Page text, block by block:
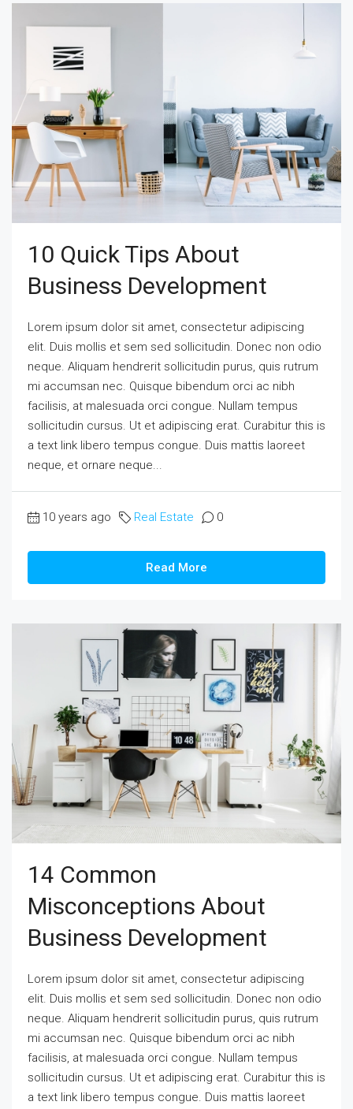
10 Quick Tips About
Business Development
Lorem ipsum dolor sit amet, consectetur adipiscing
elit. Duis mollis et sem sed sollicitudin. Donec non odio
neque. Aliquam hendrerit sollicitudin purus, quis rutrum
mi accumsan nec. Quisque bibendum orci ac nibh
facilisis, at malesuada orci congue. Nullam tempus
sollicitudin cursus. Ut et adipiscing erat. Curabitur this is
a text link libero tempus congue. Duis mattis laoreet
neque, et ornare neque...
10 years ago Real Estate 0
Read More
14 Common
Misconceptions About
Business Development
Lorem ipsum dolor sit amet, consectetur adipiscing
elit. Duis mollis et sem sed sollicitudin. Donec non odio
neque. Aliquam hendrerit sollicitudin purus, quis rutrum
mi accumsan nec. Quisque bibendum orci ac nibh
facilisis, at malesuada orci congue. Nullam tempus
sollicitudin cursus. Ut et adipiscing erat. Curabitur this is
a text link libero tempus congue. Duis mattis laoreet